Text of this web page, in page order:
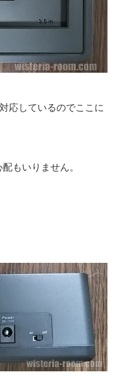
応しているのでここに
もいりません。